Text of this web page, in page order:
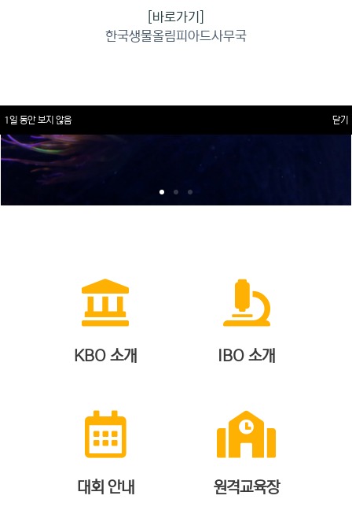
이수증명서 확인 바로가기
KBO 소개 IBO 소개
대회 안내 원격교육장
[바로가기]
한국생물올림피아드사무국
1일 동안 보지 않음 닫기